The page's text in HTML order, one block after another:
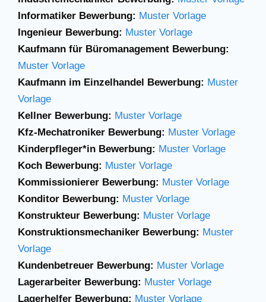
Informatiker Bewerbung: Muster Vorlage
Ingenieur Bewerbung: Muster Vorlage
Kaufmann für Büromanagement Bewerbung:
Muster Vorlage
Kaufmann im Einzelhandel Bewerbung: Muster
Vorlage
Kellner Bewerbung: Muster Vorlage
Kfz-Mechatroniker Bewerbung: Muster Vorlage
Kinderpfleger*in Bewerbung: Muster Vorlage
Koch Bewerbung: Muster Vorlage
Kommissionierer Bewerbung: Muster Vorlage
Konditor Bewerbung: Muster Vorlage
Konstrukteur Bewerbung: Muster Vorlage
Konstruktionsmechaniker Bewerbung: Muster
Vorlage
Kundenbetreuer Bewerbung: Muster Vorlage
Lagerarbeiter Bewerbung: Muster Vorlage
Lagerhelfer Bewerbung: Muster Vorlage